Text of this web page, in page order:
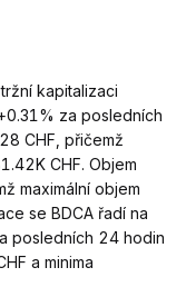
kapitalizaci
za posledních
CHF, přičemž
CHF. Objem
maximální objem
se BDCA řadí na
posledních 24 hodin
a minima